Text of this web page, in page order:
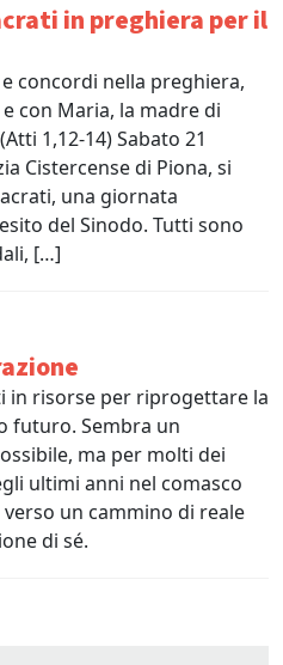
in preghiera per il
concordi nella preghiera,
con Maria, la madre di
1,12-14) Sabato 21
Cistercense di Piona, si
una giornata
del Sinodo. Tutti sono
[…]
in risorse per riprogettare la
futuro. Sembra un
ma per molti dei
ultimi anni nel comasco
un cammino di reale
di sé.